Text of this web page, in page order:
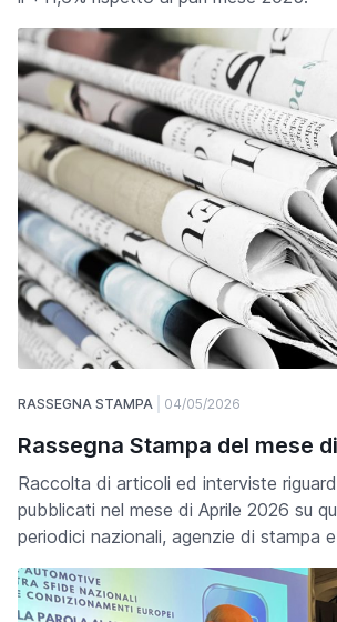
RASSEGNA STAMPA 04/05/2026
Rassegna Stampa del mese
Raccolta di articoli ed interviste
pubblicati nel mese di Aprile 2026 su
periodici nazionali, agenzie di stampa